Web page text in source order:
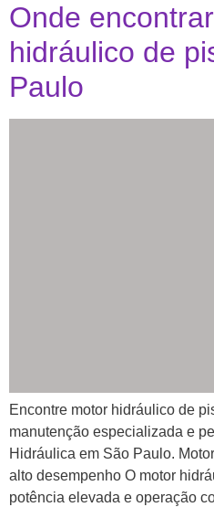
Onde
hidráulico de
Paulo
Encontre motor hidráulico de
manutenção especializada e
Hidráulica em São Paulo.
alto desempenho O motor
potência elevada e operação